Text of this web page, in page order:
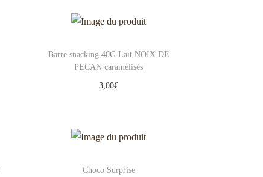
Barre snacking 40G Lait NOIX DE
PECAN caramélisés
3,00€
Add to Wishlist
Choco Surprise